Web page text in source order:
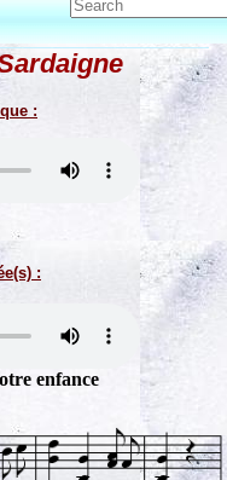
:
:
enfance